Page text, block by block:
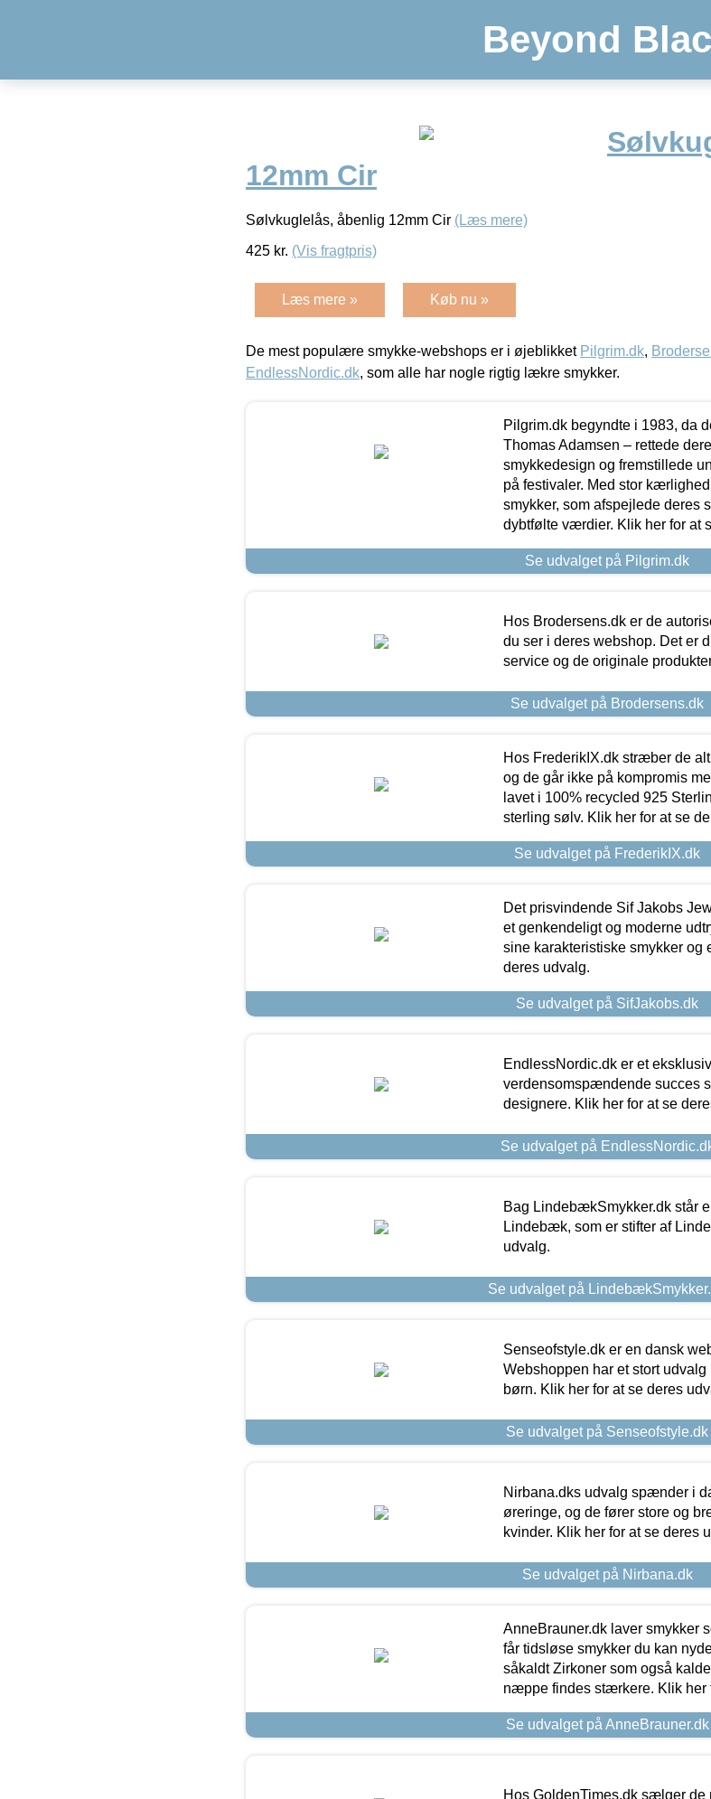
Beyond
12mm Cir
Sølvkuglelås, åbenlig 12mm Cir (Læs mere)
425 kr. (Vis fragtpris)
Læs mere » Køb nu »
De mest populære smykke-webshops er i øjeblikket Pilgrim.dk,
EndlessNordic.dk, som alle har nogle rigtig lækre smykker.
Pilgrim.dk begyndte i 1983, da
Thomas Adamsen – rettede
smykkedesign og fremstillede
på festivaler. Med stor
smykker, som afspejlede deres
dybtfølte værdier. Klik her for at
Se udvalget på Pilgrim.dk
Hos Brodersens.dk er de
du ser i deres webshop. Det er
service og de originale
Se udvalget på Brodersens.dk
Hos FrederikIX.dk stræber de
og de går ikke på kompromis
lavet i 100% recycled 925
sterling sølv. Klik her for at se
Se udvalget på FrederikIX.dk
Det prisvindende Sif Jakobs
et genkendeligt og moderne
sine karakteristiske smykker og
deres udvalg.
Se udvalget på SifJakobs.dk
EndlessNordic.dk er et
verdensomspændende succes
designere. Klik her for at se
Se udvalget på
Bag LindebækSmykker.dk står
Lindebæk, som er stifter af
udvalg.
Se udvalget på
Senseofstyle.dk er en dansk
Webshoppen har et stort
børn. Klik her for at se deres
Se udvalget på Senseofstyle.dk
Nirbana.dks udvalg spænder i
øreringe, og de fører store og
kvinder. Klik her for at se deres
Se udvalget på Nirbana.dk
AnneBrauner.dk laver smykker
får tidsløse smykker du kan
såkaldt Zirkoner som også
næppe findes stærkere. Klik her
Se udvalget på AnneBrauner.dk
Hos GoldenTimes.dk sælger de